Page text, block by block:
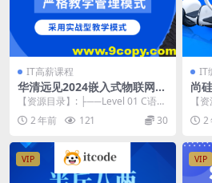
IT高薪课程
华清远见2024嵌入式物联网工
程师
【资源目录】: ├──Level 01 C语言
| ├──Day01 必备Lin...
2 年前 121 30
IT
尚
目
【
自
成了
2
VIP VIP